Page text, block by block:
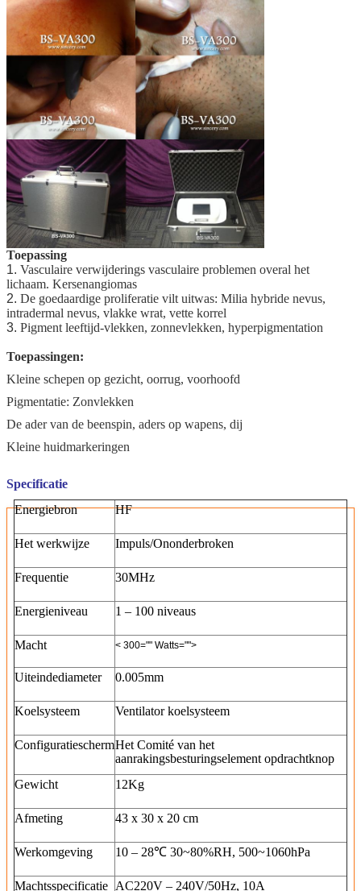
Toepassing
1. Vasculaire verwijderings vasculaire problemen overal het
lichaam. Kersenangiomas
2. De goedaardige proliferatie vilt uitwas: Milia hybride nevus,
intradermal nevus, vlakke wrat, vette korrel
3. Pigment leeftijd-vlekken, zonnevlekken, hyperpigmentation
Toepassingen:
Kleine schepen op gezicht, oorrug, voorhoofd
Pigmentatie: Zonvlekken
De ader van de beenspin, aders op wapens, dij
Kleine huidmarkeringen
Specificatie
Energiebron
HF
Het werkwijze Impuls/Ononderbroken
Frequentie 30MHz
Energieniveau 1 – 100 niveaus
Macht < 300="" Watts="">
Uiteindediameter 0.005mm
Koelsysteem Ventilator koelsysteem
ConfiguratieschermHet Comité van het
aanrakingsbesturingselement opdrachtknop
Gewicht
12Kg
Afmeting 43 x 30 x 20 cm
Werkomgeving 10 – 28℃ 30~80%RH, 500~1060hPa
Machtsspecificatie AC220V – 240V/50Hz, 10A